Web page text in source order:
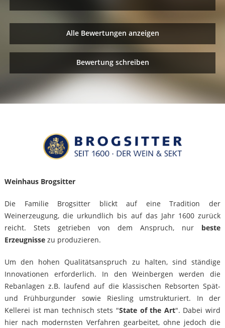
Alle Bewertungen anzeigen
Bewertung schreiben
Weinhaus Brogsitter
Die Familie Brogsitter blickt auf eine Tradition der
Weinerzeugung, die urkundlich bis auf das Jahr 1600 zurück
reicht. Stets getrieben von dem Anspruch, nur beste
Erzeugnissezu produzieren.
Um den hohen Qualitätsanspruch zu halten, sind ständige
Innovationen erforderlich. In den Weinbergen werden die
Rebanlagen z.B. laufend auf die klassischen Rebsorten Spät-
und Frühburgunder sowie Riesling umstrukturiert. In der
Kellerei ist man technisch stets "State of the Art". Dabei wird
hier nach modernsten Verfahren gearbeitet, ohne jedoch die